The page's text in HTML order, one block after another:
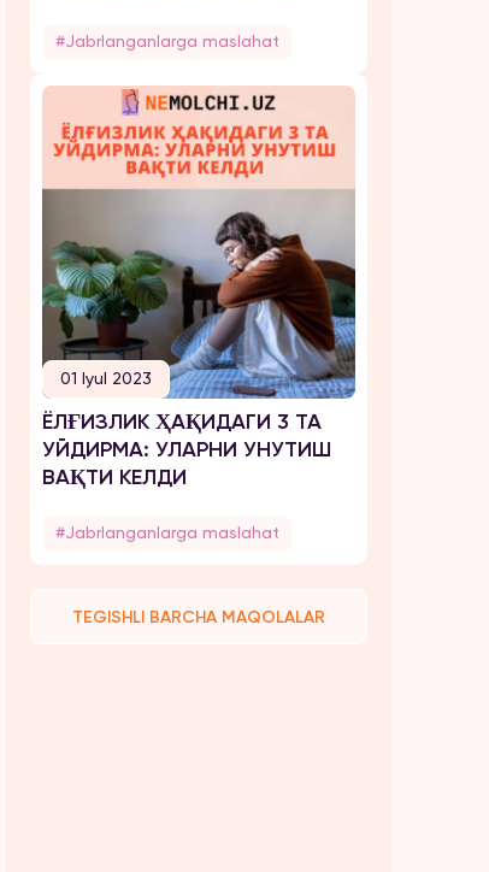
#Jabrlanganlarga maslahat
01 Iyul 2023
ЁЛҒИЗЛИК ҲАҚИДАГИ 3 ТА
УЙДИРМА: УЛАРНИ УНУТИШ
ВАҚТИ КЕЛДИ
#Jabrlanganlarga maslahat
TEGISHLI BARCHA MAQOLALAR